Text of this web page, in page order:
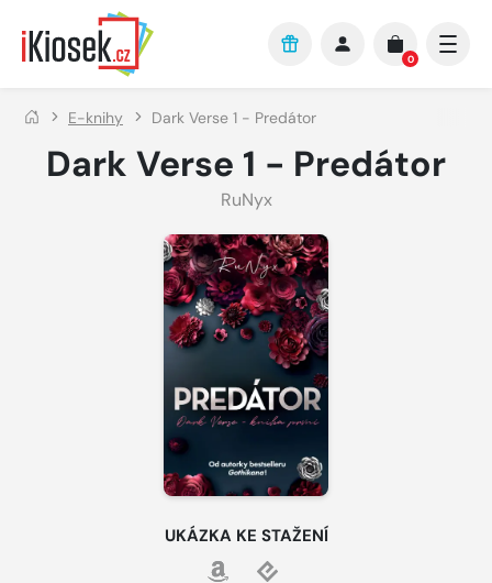
Přejít na hlavní obsah
0
E-knihy Dark Verse 1 - Predátor
Dark Verse 1 - Predátor
RuNyx
UKÁZKA KE STAŽENÍ